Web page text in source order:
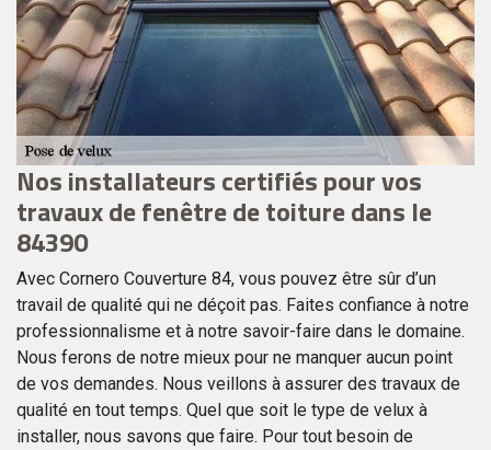
Nos installateurs certifiés pour vos
travaux de fenêtre de toiture dans le
84390
Avec Cornero Couverture 84, vous pouvez être sûr d’un
travail de qualité qui ne déçoit pas. Faites confiance à notre
professionnalisme et à notre savoir-faire dans le domaine.
Nous ferons de notre mieux pour ne manquer aucun point
de vos demandes. Nous veillons à assurer des travaux de
qualité en tout temps. Quel que soit le type de velux à
installer, nous savons que faire. Pour tout besoin de